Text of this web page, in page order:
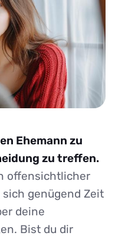
Ehemann zu
zu treffen.
offensichtlicher
genügend Zeit
deine
Bist du dir